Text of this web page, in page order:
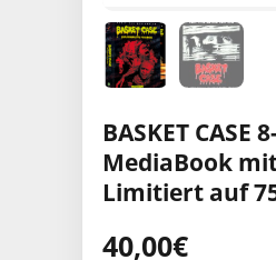
BASKET CASE
MediaBook
Limitiert auf
40,00€